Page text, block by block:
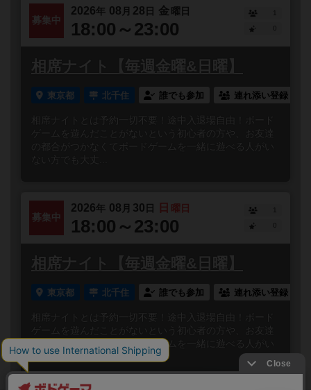
募集中
2026年 08 月 28 日 金曜日
18:00～23:00
1
相席ナイト【毎週金曜&日曜】
東京都 北千住 誰でも参加 連れ添い登録
相席ナイトとは予約一切不要！途中入退場自由！ボード
ゲームを遊んだことがないという初心者の方や、お友達
の都合がつかなくてボードゲームを一緒に遊べる人がい
ない方でも大丈...
募集中
2026年 08 月 30 日 日 曜日
18:00～23:00
1
相席ナイト【毎週金曜&日曜】
東京都 北千住 誰でも参加 連れ添い登録
相席ナイトとは予約一切不要！途中入退場自由！ボード
ゲームを遊んだことがないという初心者の方や、お友達
の都合がつかなくてボードゲームを一緒に遊べる人がい
ない方でも大丈...
閉じる